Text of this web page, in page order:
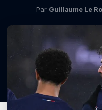
Par Guillaume Le